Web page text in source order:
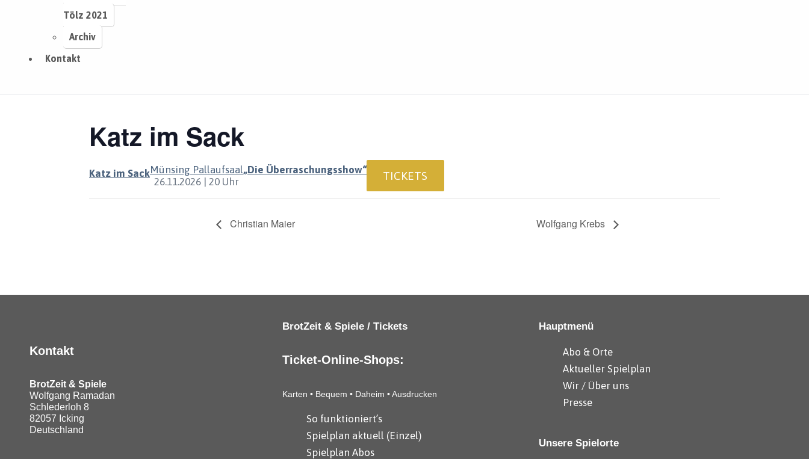
Tölz 2021
Archiv
Kontakt
Katz im Sack
Katz im SackMünsing Pallaufsaal
26.11.2026 | 20 Uhr
„Die Überraschungsshow“ TICKETS
Christian Maier Wolfgang Krebs
Kontakt
BrotZeit & Spiele
Wolfgang Ramadan
Schlederloh 8
82057 Icking
Deutschland
BrotZeit & Spiele / Tickets
Ticket-Online-Shops:
Karten • Bequem • Daheim • Ausdrucken
So funktioniert’s
Spielplan aktuell (Einzel)
Spielplan Abos
Hauptmenü
Abo & Orte
Aktueller Spielplan
Wir / Über uns
Presse
Unsere Spielorte